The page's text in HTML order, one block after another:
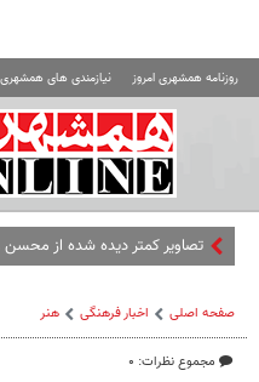
روزنامه همشهری امروز نیازمندی های همشهری
تصاویر کمتر دیده شده از محسن
صفحه اصلی اخبار فرهنگی هنر
مجموع نظرات: ۰